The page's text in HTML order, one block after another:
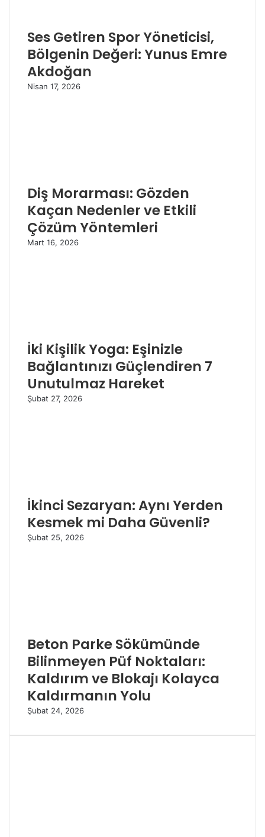
Ses Getiren Spor Yöneticisi,
Bölgenin Değeri: Yunus Emre
Akdoğan
Nisan 17, 2026
Diş Morarması: Gözden
Kaçan Nedenler ve Etkili
Çözüm Yöntemleri
Mart 16, 2026
İki Kişilik Yoga: Eşinizle
Bağlantınızı Güçlendiren 7
Unutulmaz Hareket
Şubat 27, 2026
İkinci Sezaryan: Aynı Yerden
Kesmek mi Daha Güvenli?
Şubat 25, 2026
Beton Parke Sökümünde
Bilinmeyen Püf Noktaları:
Kaldırım ve Blokajı Kolayca
Kaldırmanın Yolu
Şubat 24, 2026